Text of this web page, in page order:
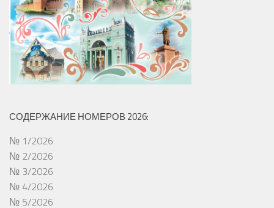
СОДЕРЖАНИЕ НОМЕРОВ 2026:
№ 1/2026
№ 2/2026
№ 3/2026
№ 4/2026
№ 5/2026